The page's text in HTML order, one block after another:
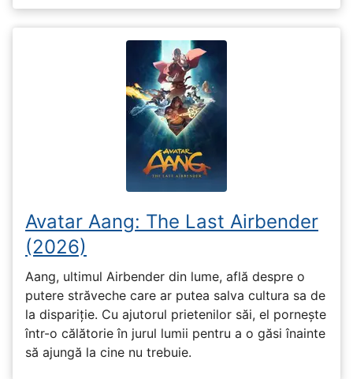
Avatar Aang: The Last Airbender
(2026)
Aang, ultimul Airbender din lume, află despre o
putere străveche care ar putea salva cultura sa de
la dispariție. Cu ajutorul prietenilor săi, el pornește
într-o călătorie în jurul lumii pentru a o găsi înainte
să ajungă la cine nu trebuie.